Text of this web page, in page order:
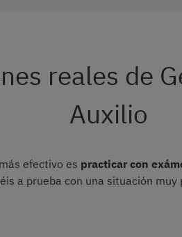
reales de
Auxilio
efectivo es practicar con
a prueba con una situación